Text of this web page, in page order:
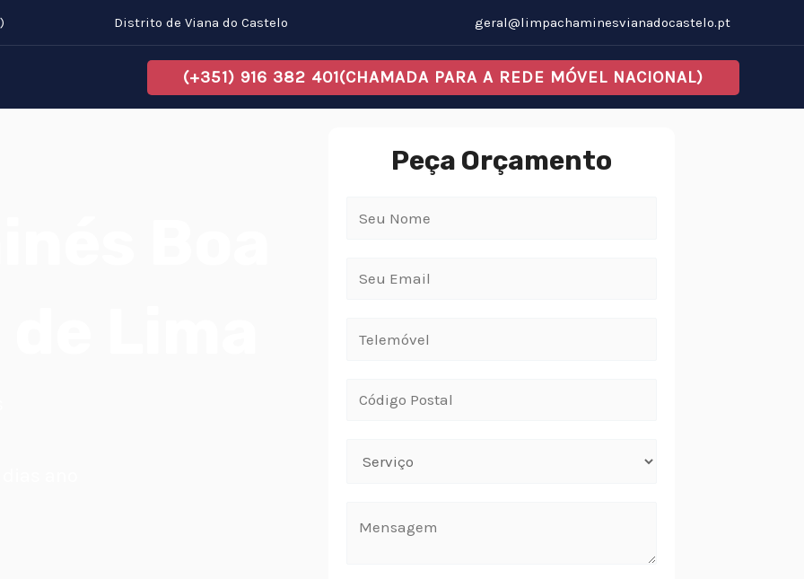
Distrito de Viana do Castelo geral@limpachaminesvianadocastelo.pt
(+351) 916 382 401(CHAMADA PARA A REDE MÓVEL NACIONAL)
Peça Orçamento